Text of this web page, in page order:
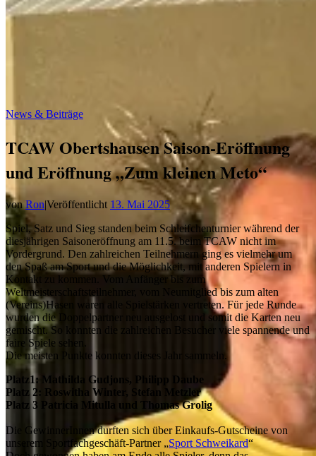
News & Beiträge
TCAW Obertshausen Saison-Eröffnung
und Eröffnung „Zum kleinen Meto“
vonRon|Veröffentlicht 13. Mai 2025
Spiel, Satz und Sieg standen beim Schleifchenturnier während der
diesjährigen Saisoneröffnung am 11.5. beim TCAW nicht im
Vordergrund. Den zahlreichen Teilnehmern ging es vielmehr um
den Spaß am Sport und die Möglichkeit, mit anderen Spielern in
Kontakt zu kommen. Vom Anfänger bis zum
Weltmeisterschaftsteilnehmer, vom Neumitglied bis zum alten
(Vereins)Hasen waren alle Spielstärken vertreten. Für jede Runde
wurden die Doppelpartner neu ausgelost und somit die Karten neu
gemischt. So konnten die zahlreichen Besucher viele spannende und
faire Spiele sehen.
Die meisten Punkte konnten dieses Jahr sammeln.
Platz1: Mathilda Gudjons, Philipp Daube
Platz 2: Roswitha Winter, Stefan Metzler
Platz 3 Patricia Mitulla und Thomas Grolig
Die GewinnerInnen durften sich über Einkaufs-Gutscheine von
unserem Sportfachgeschäft-Partner „Sport Schweikard“